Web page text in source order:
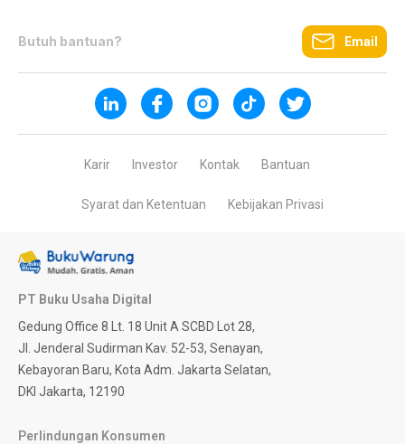
Butuh bantuan? Email
Karir Investor Kontak Bantuan
Syarat dan Ketentuan Kebijakan Privasi
PT Buku Usaha Digital
Gedung Office 8 Lt. 18 Unit A SCBD Lot 28,
Jl. Jenderal Sudirman Kav. 52-53, Senayan,
Kebayoran Baru, Kota Adm. Jakarta Selatan,
DKI Jakarta, 12190
Perlindungan Konsumen